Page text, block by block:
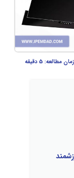
زمان مطالعه: 5 دقیقه